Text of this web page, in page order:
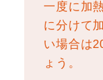
一度に加
に分けて
い場合は
ょう。